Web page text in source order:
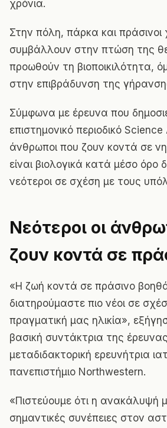
χρόνια.
Στην πόλη, πάρκα και πράσινοι
συμβάλλουν στην πτώση της
προωθούν τη βιοποικιλότητα,
στην επιβράδυνση της
Σύμφωνα με έρευνα που
επιστημονικό περιοδικό Science
άνθρωποι που ζουν κοντά σε
είναι βιολογικά κατά μέσο όρο
νεότεροι σε σχέση με τους
Νεότεροι οι
ζουν κοντά σε
«Η ζωή κοντά σε πράσινο
διατηρούμαστε πιο νέοι σε
πραγματική μας ηλικία»,
βασική συντάκτρια της
μεταδιδακτορική ερευνήτρια
πανεπιστήμιο Northwestern.
«Πιστεύουμε ότι η ανακάλυψή
σημαντικές συνέπειες στον